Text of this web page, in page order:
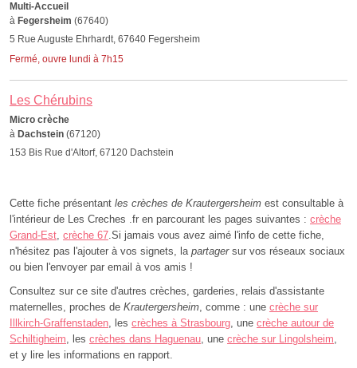
Multi-Accueil
à Fegersheim (67640)
5 Rue Auguste Ehrhardt, 67640 Fegersheim
Fermé, ouvre lundi à 7h15
Les Chérubins
Micro crèche
à Dachstein (67120)
153 Bis Rue d'Altorf, 67120 Dachstein
Cette fiche présentant les crèches de Krautergersheim est consultable à
l'intérieur de Les Creches .fr en parcourant les pages suivantes : crèche
Grand-Est, crèche 67.Si jamais vous avez aimé l'info de cette fiche,
n'hésitez pas l'ajouter à vos signets, la partagersur vos réseaux sociaux
ou bien l'envoyer par email à vos amis !
Consultez sur ce site d'autres crèches, garderies, relais d'assistante
maternelles, proches de Krautergersheim, comme : une crèche sur
Illkirch-Graffenstaden, les crèches à Strasbourg, une crèche autour de
Schiltigheim, les crèches dans Haguenau, une crèche sur Lingolsheim,
et y lire les informations en rapport.